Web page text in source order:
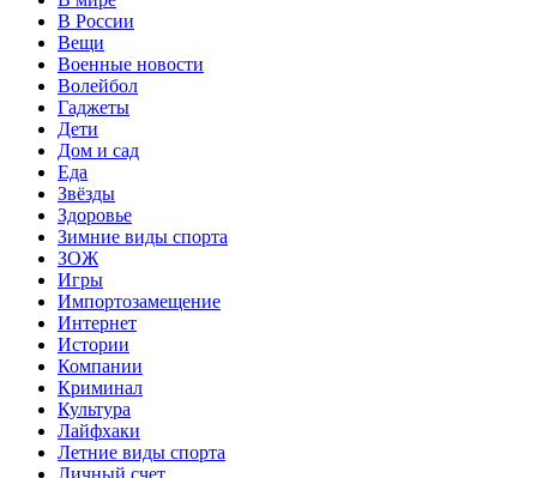
В России
Вещи
Военные новости
Волейбол
Гаджеты
Дети
Дом и сад
Еда
Звёзды
Здоровье
Зимние виды спорта
ЗОЖ
Игры
Импортозамещение
Интернет
Истории
Компании
Криминал
Культура
Лайфхаки
Летние виды спорта
Личный счет